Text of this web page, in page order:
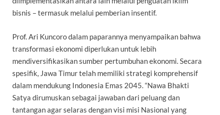
bisnis – termasuk melalui pemberian insentif.
Prof. Ari Kuncoro dalam paparannya menyampaikan bahwa
transformasi ekonomi diperlukan untuk lebih
mendiversifikasikan sumber pertumbuhan ekonomi. Secara
spesifik, Jawa Timur telah memiliki strategi komprehensif
dalam mendukung Indonesia Emas 2045. “Nawa Bhakti
Satya dirumuskan sebagai jawaban dari peluang dan
tantangan agar selaras dengan visi misi Nasional yang